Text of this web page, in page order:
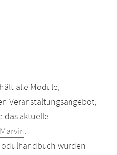
alle Module,
Veranstaltungsangebot,
das aktuelle
Marvin.
wurden